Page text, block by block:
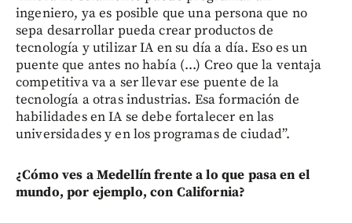
ingeniero, ya es posible que una persona que no
sepa desarrollar pueda crear productos de
tecnología y utilizar IA en su día a día. Eso es un
puente que antes no había (...) Creo que la ventaja
competitiva va a ser llevar ese puente de la
tecnología a otras industrias. Esa formación de
habilidades en IA se debe fortalecer en las
universidades y en los programas de ciudad”.
¿Cómo ves a Medellín frente a lo que pasa en el
mundo, por ejemplo, con California?